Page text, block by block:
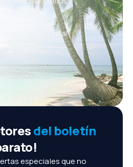
de reservas
importa, siempre al
del boletín
especiales que no